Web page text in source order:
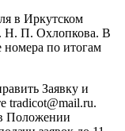
в Иркутском
Н. П. Охлопкова. В
номера по итогам
Заявку и
tradicot@mail.ru.
Положении